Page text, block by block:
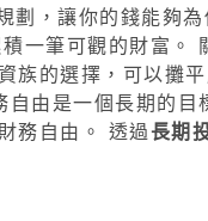
劃，讓你的錢能夠為
一筆可觀的財富。
族的選擇，可以攤
由是一個長期的目
務自由。 透過長期